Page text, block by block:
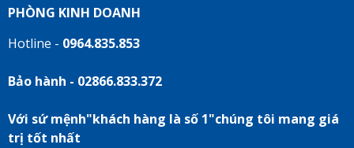
PHÒNG KINH DOANH
Hotline - 0964.835.853
Bảo hành - 02866.833.372
Với sứ mệnh"khách hàng là số 1"chúng tôi mang giá
trị tốt nhất